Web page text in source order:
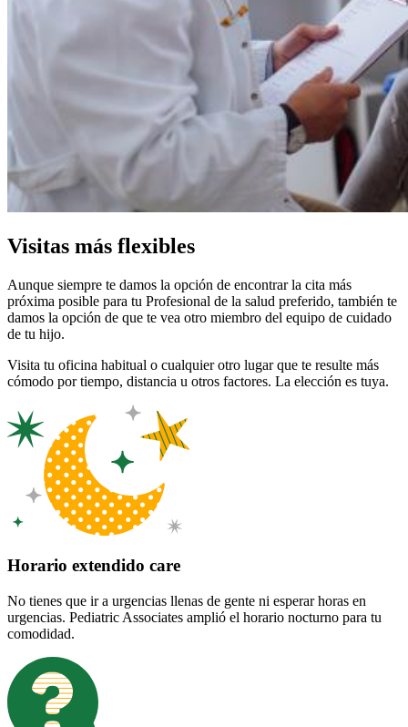
Visitas más flexibles
Aunque siempre te damos la opción de encontrar la cita más
próxima posible para tu Profesional de la salud preferido, también te
damos la opción de que te vea otro miembro del equipo de cuidado
de tu hijo.
Visita tu oficina habitual o cualquier otro lugar que te resulte más
cómodo por tiempo, distancia u otros factores. La elección es tuya.
Horario extendido care
No tienes que ir a urgencias llenas de gente ni esperar horas en
urgencias. Pediatric Associates amplió el horario nocturno para tu
comodidad.